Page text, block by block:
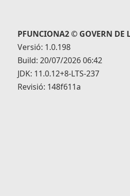
PFUNCIONA2 © GOVERN DE
Versió: 1.0.198
Build: 20/07/2026 06:42
JDK: 11.0.12+8-LTS-237
Revisió: 148f611a